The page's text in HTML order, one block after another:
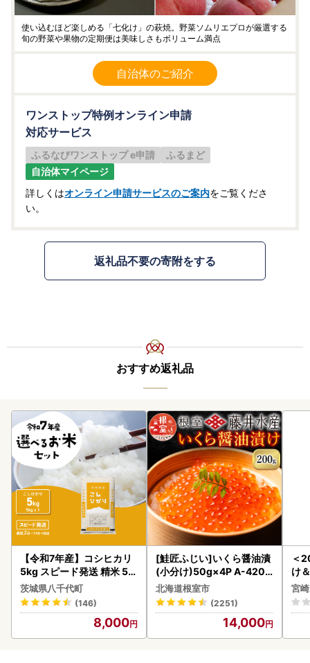
使い込むほど楽しめる「七化け」の萩焼。野菜ソムリエプロが厳選する
旬の野菜や果物の定期便は美味しさもボリューム満点
自治体のご紹介
ワンストップ特例オンライン申請
対応サービス
ふるなびワンストップ e申請
ふるまど
自治体マイページ
詳しくはオンライン申請サービスのご案内をご覧くださ
い。
返礼品不要の寄附をする
おすすめ返礼品
【令和7年産】コシヒカリ
5kg スピード発送 精米 5k
g x 1袋 白米 茨城県 八千代
町
茨城県八千代町
(146)
8,000
[鮭匠ふじい]いくら醤油漬
(小分け)50g×4P A-4209
5
北海道根室市
(2251)
14,000
＜
け
も
-
宮